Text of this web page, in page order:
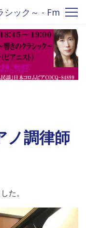
シック～ - Fm
ノ調律師
た。